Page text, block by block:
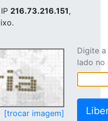
216.73.216.151,
[trocar imagem]
Digite
lado no